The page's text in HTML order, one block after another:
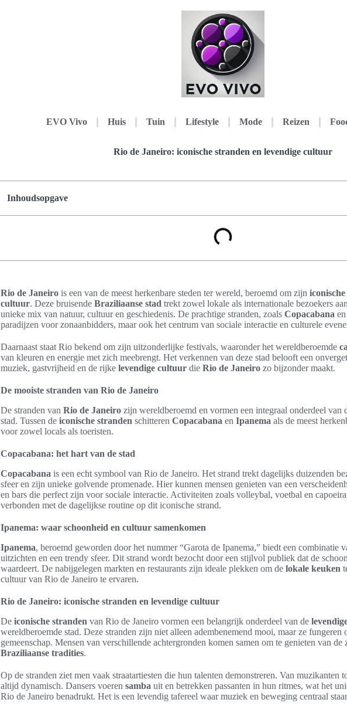
EVO Vivo Huis Tuin Lifestyle Mode Reizen
Rio de Janeiro: iconische stranden en levendige cultuur
Inhoudsopgave
Rio de Janeiro is een van de meest herkenbare steden ter wereld, beroemd om zijn
cultuur. Deze bruisende Braziliaanse stad trekt zowel lokale als internationale bezoekers
unieke mix van natuur, cultuur en geschiedenis. De prachtige stranden, zoals Copacabana en
paradijzen voor zonaanbidders, maar ook het centrum van sociale interactie en culturele
Daarnaast staat Rio bekend om zijn uitzonderlijke festivals, waaronder het wereldberoemde
van kleuren en energie met zich meebrengt. Het verkennen van deze stad belooft een
muziek, gastvrijheid en de rijke levendige cultuur die Rio de Janeiro zo bijzonder maakt.
De mooiste stranden van Rio de Janeiro
De stranden van Rio de Janeiro zijn wereldberoemd en vormen een integraal onderdeel van
stad. Tussen de iconische stranden schitteren Copacabana en Ipanema als de meest
voor zowel locals als toeristen.
Copacabana: het hart van de stad
Copacabana is een echt symbool van Rio de Janeiro. Het strand trekt dagelijks duizenden
sfeer en zijn unieke golvende promenade. Hier kunnen mensen genieten van een
en bars die perfect zijn voor sociale interactie. Activiteiten zoals volleybal, voetbal en
verbonden met de dagelijkse routine op dit iconische strand.
Ipanema: waar schoonheid en cultuur samenkomen
Ipanema, beroemd geworden door het nummer “Garota de Ipanema,” biedt een combinatie
uitzichten en een trendy sfeer. Dit strand wordt bezocht door een stijlvol publiek dat de
waardeert. De nabijgelegen markten en restaurants zijn ideale plekken om de lokale keuken
cultuur van Rio de Janeiro te ervaren.
Rio de Janeiro: iconische stranden en levendige cultuur
De iconische stranden van Rio de Janeiro vormen een belangrijk onderdeel van de
wereldberoemde stad. Deze stranden zijn niet alleen adembenemend mooi, maar ze fungeren
gemeenschap. Mensen van verschillende achtergronden komen samen om te genieten van de
Braziliaanse tradities.
Op de stranden ziet men vaak straatartiesten die hun talenten demonstreren. Van muzikanten
altijd dynamisch. Dansers voeren samba uit en betrekken passanten in hun ritmes, wat het
Rio de Janeiro benadrukt. Het is een levendig tafereel waar muziek en beweging centraal